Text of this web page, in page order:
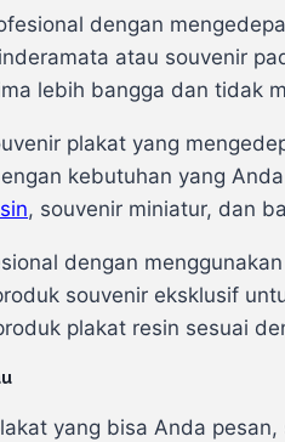
dengan
atau souvenir
lebih bangga dan tidak
plakat yang
kebutuhan yang
, souvenir miniatur, dan
dengan
souvenir eksklusif
plakat resin sesuai
yang bisa Anda